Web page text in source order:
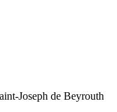
Joseph de Beyrouth